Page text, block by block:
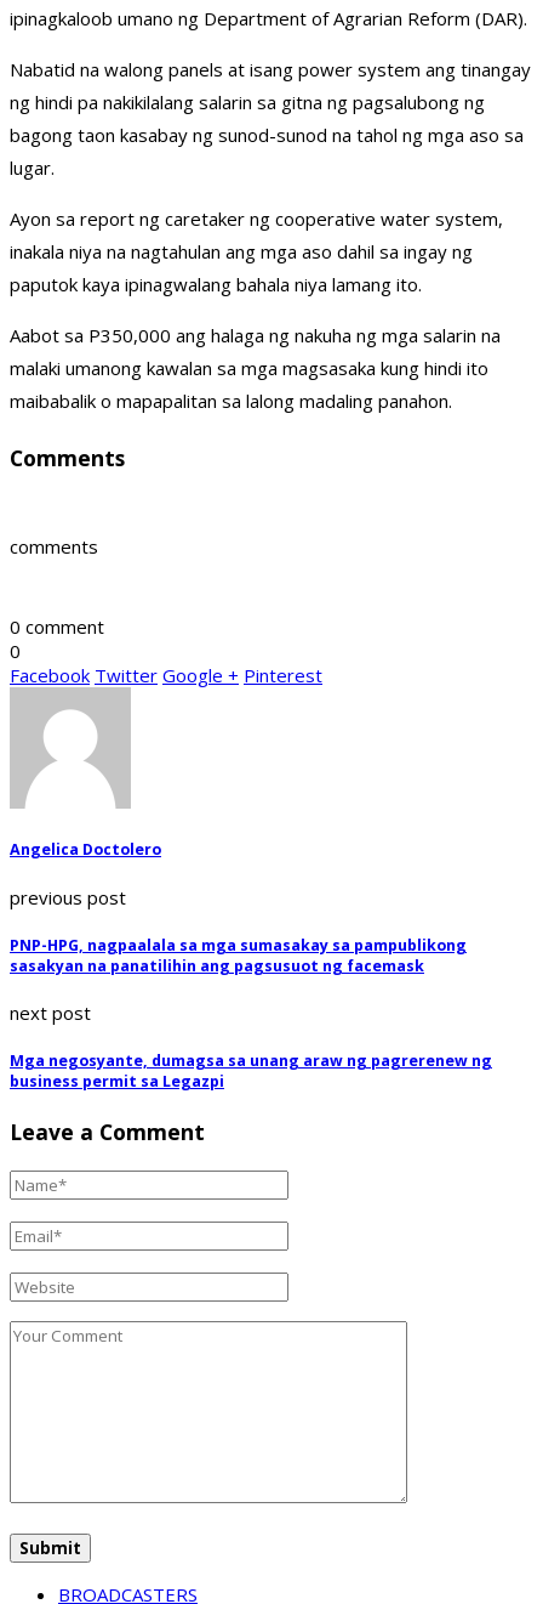
ipinagkaloob umano ng Department of Agrarian Reform (DAR).
Nabatid na walong panels at isang power system ang tinangay
ng hindi pa nakikilalang salarin sa gitna ng pagsalubong ng
bagong taon kasabay ng sunod-sunod na tahol ng mga aso sa
lugar.
Ayon sa report ng caretaker ng cooperative water system,
inakala niya na nagtahulan ang mga aso dahil sa ingay ng
paputok kaya ipinagwalang bahala niya lamang ito.
Aabot sa P350,000 ang halaga ng nakuha ng mga salarin na
malaki umanong kawalan sa mga magsasaka kung hindi ito
maibabalik o mapapalitan sa lalong madaling panahon.
Comments
comments
0 comment
0
Facebook Twitter Google + Pinterest
Angelica Doctolero
previous post
PNP-HPG, nagpaalala sa mga sumasakay sa pampublikong
sasakyan na panatilihin ang pagsusuot ng facemask
next post
Mga negosyante, dumagsa sa unang araw ng pagrerenew ng
business permit sa Legazpi
Leave a Comment
BROADCASTERS